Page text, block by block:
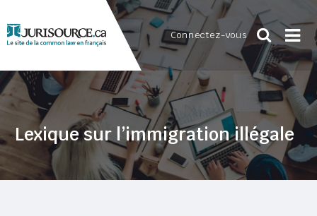
Connectez-vous
Lexique sur l’immigration illégale